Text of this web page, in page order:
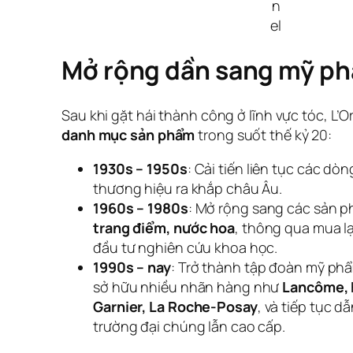
n
el
Mở rộng dần sang mỹ
Sau khi gặt hái thành công ở lĩnh vực tóc,
danh mục sản phẩmtrong suốt thế kỷ 20:
1930s – 1950s: Cải tiến liên tục các
thương hiệu ra khắp châu Âu.
1960s – 1980s: Mở rộng sang các sản
trang điểm, nước hoa, thông qua mua
đầu tư nghiên cứu khoa học.
1990s – nay: Trở thành tập đoàn mỹ
sở hữu nhiều nhãn hàng như Lancôme,
Garnier, La Roche-Posay, và tiếp tục
trường đại chúng lẫn cao cấp.